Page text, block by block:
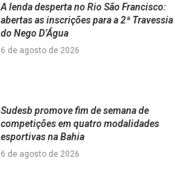
A lenda desperta no Rio São Francisco:
abertas as inscrições para a 2ª Travessia
do Nego D’Água
6 de agosto de 2026
Sudesb promove fim de semana de
competições em quatro modalidades
esportivas na Bahia
6 de agosto de 2026